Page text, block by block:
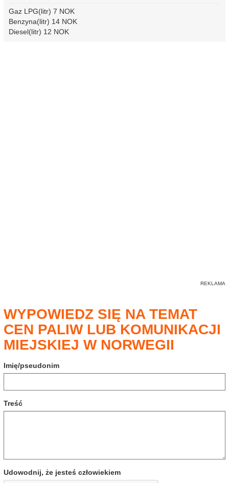
Gaz LPG(litr) 7 NOK
Benzyna(litr) 14 NOK
Diesel(litr) 12 NOK
WYPOWIEDZ SIĘ NA TEMAT
CEN PALIW LUB KOMUNIKACJI
MIEJSKIEJ W NORWEGII
Imię/pseudonim
Treść
Udowodnij, że jesteś człowiekiem